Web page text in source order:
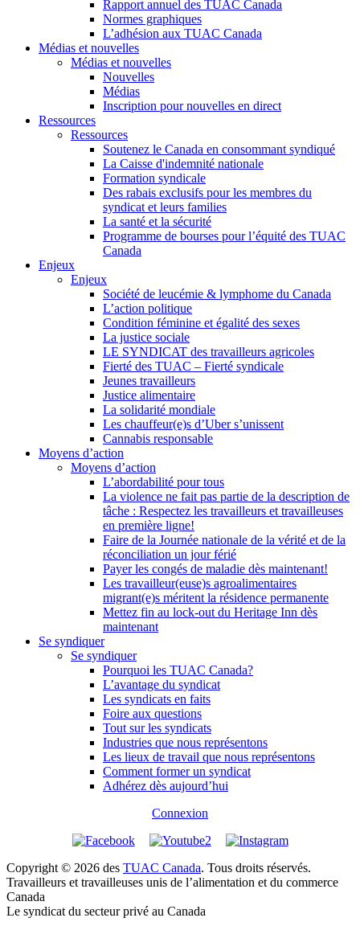
Rapport annuel des TUAC Canada
Normes graphiques
L’adhésion aux TUAC Canada
Médias et nouvelles
Médias et nouvelles
Nouvelles
Médias
Inscription pour nouvelles en direct
Ressources
Ressources
Soutenez le Canada en consommant syndiqué
La Caisse d'indemnité nationale
Formation syndicale
Des rabais exclusifs pour les membres du
syndicat et leurs families
La santé et la sécurité
Programme de bourses pour l’équité des TUAC
Canada
Enjeux
Enjeux
Société de leucémie & lymphome du Canada
L’action politique
Condition féminine et égalité des sexes
La justice sociale
LE SYNDICAT des travailleurs agricoles
Fierté des TUAC – Fierté syndicale
Jeunes travailleurs
Justice alimentaire
La solidarité mondiale
Les chauffeur(e)s d’Uber s’unissent
Cannabis responsable
Moyens d’action
Moyens d’action
L’abordabilité pour tous
La violence ne fait pas partie de la description de
tâche : Respectez les travailleurs et travailleuses
en première ligne!
Faire de la Journée nationale de la vérité et de la
réconciliation un jour férié
Payer les congés de maladie dès maintenant!
Les travailleur(euse)s agroalimentaires
migrant(e)s méritent la résidence permanente
Mettez fin au lock-out du Heritage Inn dès
maintenant
Se syndiquer
Se syndiquer
Pourquoi les TUAC Canada?
L’avantage du syndicat
Les syndicats en faits
Foire aux questions
Tout sur les syndicats
Industries que nous représentons
Les lieux de travail que nous représentons
Comment former un syndicat
Adhérez dès aujourd’hui
Connexion
Copyright © 2026 des TUAC Canada. Tous droits réservés.
Travailleurs et travailleuses unis de l’alimentation et du commerce
Canada
Le syndicat du secteur privé au Canada